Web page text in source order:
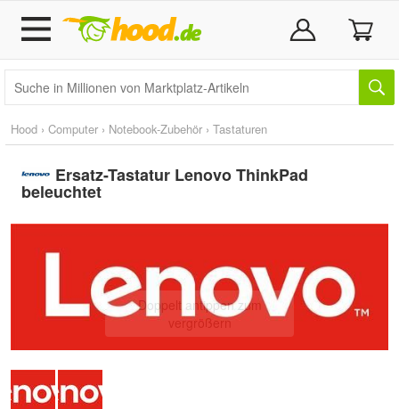
Hood › Computer › Notebook-Zubehör › Tastaturen
Ersatz-Tastatur Lenovo ThinkPad
beleuchtet
Doppelt antippen zum
vergrößern